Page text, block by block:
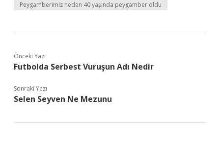
Peygamberimiz neden 40 yaşında peygamber oldu
Önceki Yazı
Futbolda Serbest Vuruşun Adı Nedir
Sonraki Yazı
Selen Seyven Ne Mezunu